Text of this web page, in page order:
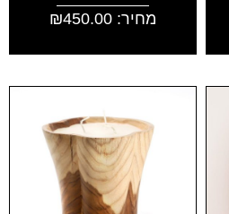
מחיר: ₪450.00